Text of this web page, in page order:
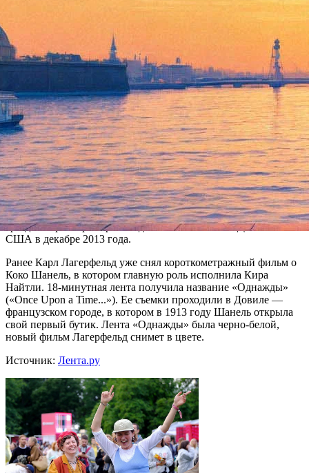
Модельер и креативный директор дома Chanel Карл
Лагерфельд снимет новый короткометражный фильм о Коко
Главную героиню в ленте Лагерфельда сыграет Джеральдина
Чаплин (дочь Чарли Чаплина). События картины будут
разворачиваться в 50-х годах прошлого века — то есть в тот
период, когда французский модный дом Chanel стал набирать
популярность в США.
Известно, что в фильме Лагерфельда также снимутся Руперт
Эверетт и Даниель Домбаль. Кого именно сыграют эти
актеры, не уточняется. Съемки фильма будут проходить в
Париже в середине июля. Предполагается, что они продлятся
три дня. Премьера картины должна состояться в Далласе в
США в декабре 2013 года.
Ранее Карл Лагерфельд уже снял короткометражный фильм о
Коко Шанель, в котором главную роль исполнила Кира
Найтли. 18-минутная лента получила название «Однажды»
(«Once Upon a Time...»). Ее съемки проходили в Довиле —
французском городе, в котором в 1913 году Шанель открыла
свой первый бутик. Лента «Однажды» была черно-белой,
новый фильм Лагерфельд снимет в цвете.
Источник: Лента.ру